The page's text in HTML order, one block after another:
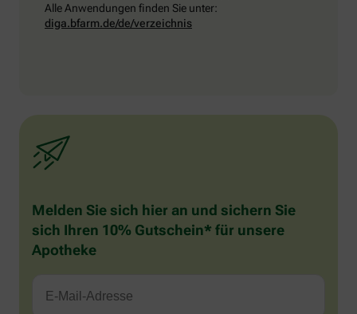
Alle Anwendungen finden Sie unter:
diga.bfarm.de/de/verzeichnis
Melden Sie sich hier an und sichern Sie
sich Ihren 10% Gutschein* für unsere
Apotheke